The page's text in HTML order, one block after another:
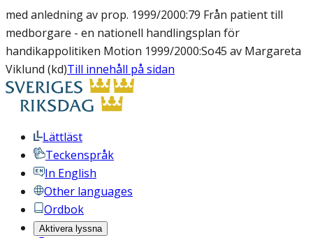
med anledning av prop. 1999/2000:79 Från patient till
medborgare - en nationell handlingsplan för
handikappolitiken Motion 1999/2000:So45 av Margareta
Viklund (kd)Till innehåll på sidan
Lättläst
Teckenspråk
In English
Other languages
Ordbok
Aktivera lyssna